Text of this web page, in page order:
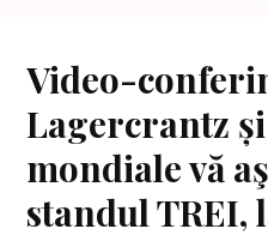
Video-
Lagercrantz
mondiale vă
standul TREI,